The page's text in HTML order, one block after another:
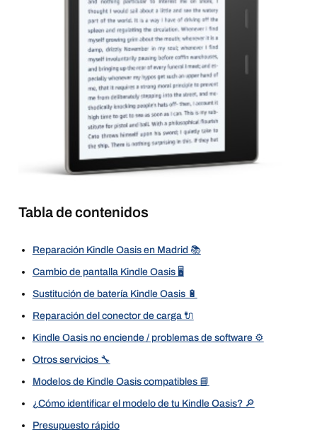
Tabla de contenidos
Reparación Kindle Oasis en Madrid 📚
Cambio de pantalla Kindle Oasis 🖥️
Sustitución de batería Kindle Oasis 🔋
Reparación del conector de carga 🔌
Kindle Oasis no enciende / problemas de software ⚙️
Otros servicios 🔧
Modelos de Kindle Oasis compatibles 📘
¿Cómo identificar el modelo de tu Kindle Oasis? 🔎
Presupuesto rápido